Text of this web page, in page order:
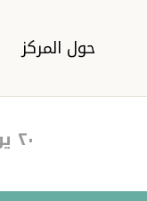
حول المركز
٢٠ يوليو ٢٠٢٢